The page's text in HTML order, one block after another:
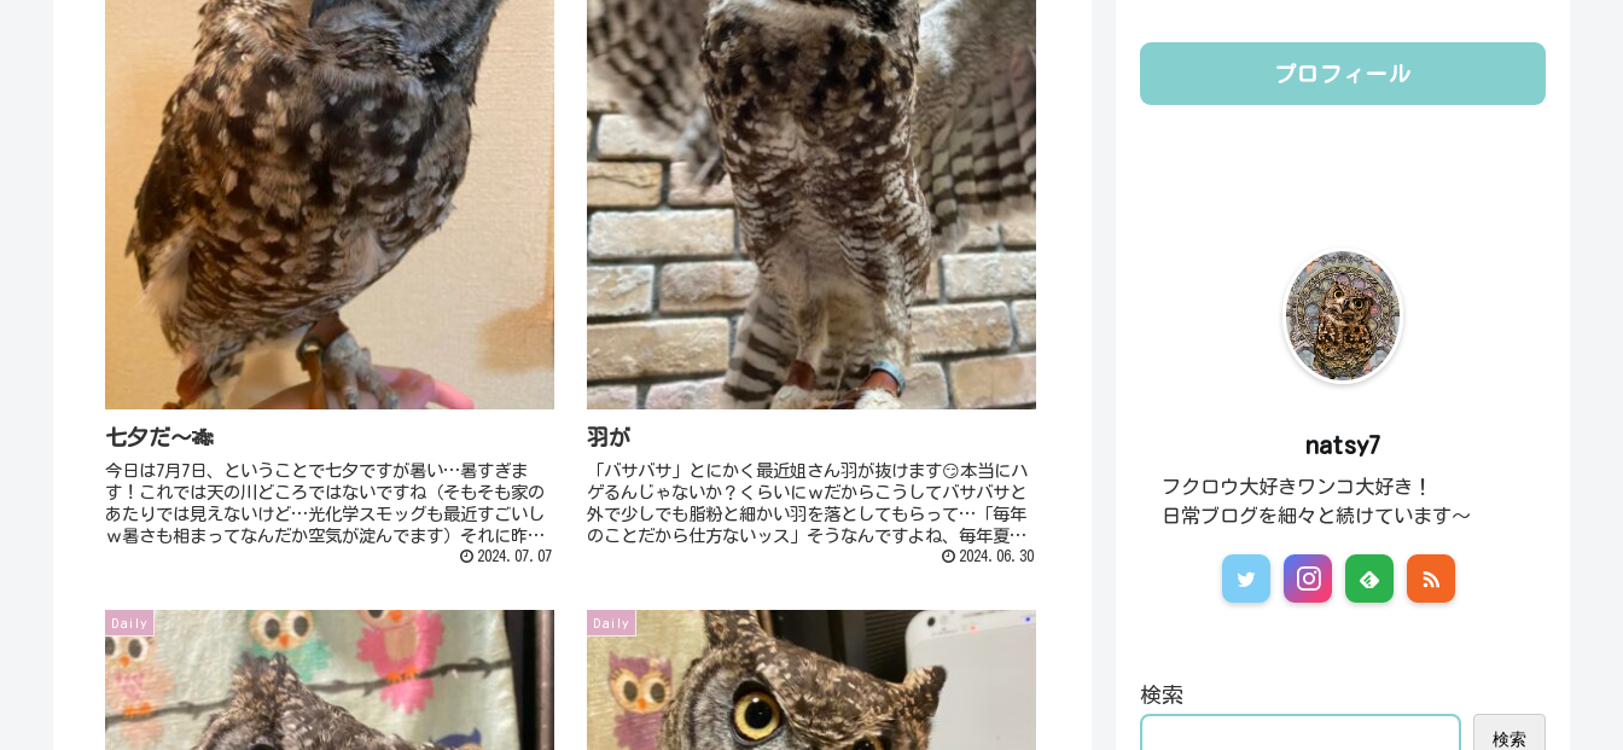
七夕だ～🎋
今日は7月7日、ということで七夕ですが暑い…暑すぎま
す！これでは天の川どころではないですね（そもそも家の
あたりでは見えないけど…光化学スモッグも最近すごいし
ｗ暑さも相まってなんだか空気が淀んでます）それに昨日
2024.07.07
羽が
「バサバサ」とにかく最近姐さん羽が抜けます😏本当にハ
ゲるんじゃないか？くらいにｗだからこうしてバサバサと
外で少しでも脂粉と細かい羽を落としてもらって…「毎年
のことだから仕方ないッス」そうなんですよね、毎年夏前
2024.06.30
Daily Daily
プロフィール
natsy7
フクロウ大好きワンコ大好き！
日常ブログを細々と続けています～
検索
検索